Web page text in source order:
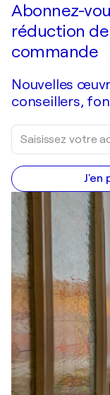
Abonnez-
réduction
commande
Nouvelles
conseillers,
J'en